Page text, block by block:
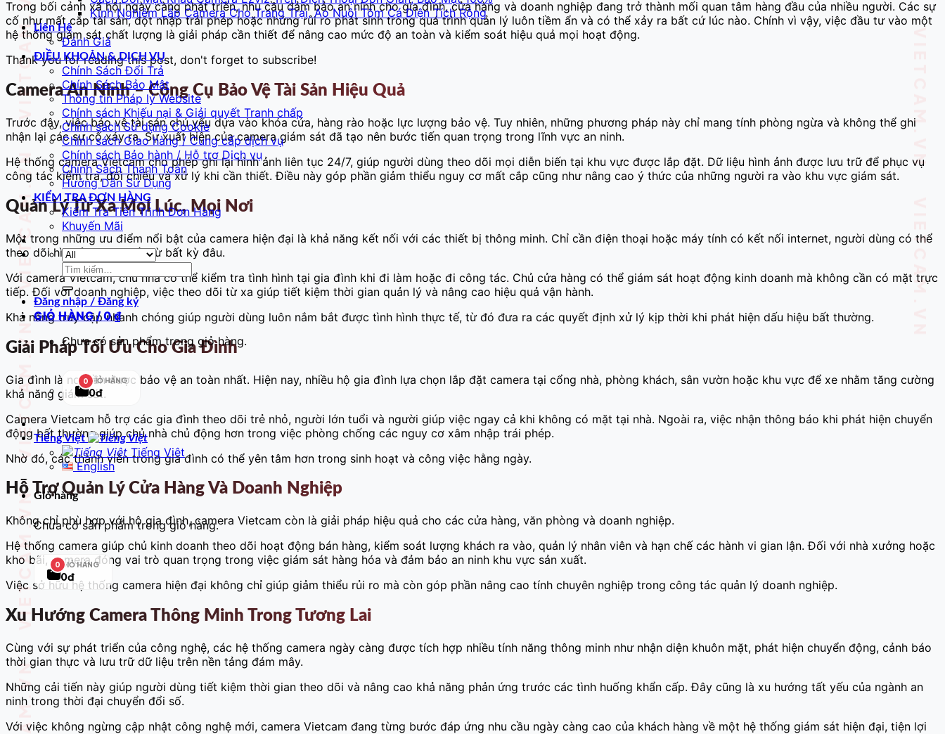
Kinh Nghiệm Lắp Camera Cho Trang Trại, Ao Nuôi Tôm Cá Diện Tích Rộng
Liên Hệ
Đánh Giá
ĐIỀU KHOẢN & DỊCH VỤ
Chính Sách Đổi Trả
Chính Sách Bảo Mật
Thông tin Pháp lý Website
Chính sách Khiếu nại & Giải quyết Tranh chấp
Chính sách Sử dụng Cookie
Chính sách Giao hàng / Cung cấp dịch vụ
Chính sách Bảo hành / Hỗ trợ Dịch vụ
Chính Sách Thanh Toán
Hướng Dẫn Sử Dụng
KIỂM TRA ĐƠN HÀNG
Kiểm Tra Tiến Trình Đơn Hàng
Khuyến Mãi
Tìm
kiếm:
Đăng nhập / Đăng ký
GIỎ HÀNG /0₫
Chưa có sản phẩm trong giỏ hàng.
0 GIỎ HÀNG
0đ
Tiếng Việt
Tiếng Việt
English
Giỏ hàng
Chưa có sản phẩm trong giỏ hàng.
0 GIỎ HÀNG
0đ
Trong bối cảnh xã hội ngày càng phát triển, nhu cầu đảm bảo an ninh cho gia đình, cửa hàng và doanh nghiệp đang trở thành mối quan tâm hàng đầu của nhiều người. Các sự
cố như mất cắp tài sản, đột nhập trái phép hoặc những rủi ro phát sinh trong quá trình quản lý luôn tiềm ẩn và có thể xảy ra bất cứ lúc nào. Chính vì vậy, việc đầu tư vào một
hệ thống giám sát chất lượng là giải pháp cần thiết để nâng cao mức độ an toàn và kiểm soát hiệu quả mọi hoạt động.
Thank you for reading this post, don't forget to subscribe!
Camera An Ninh – Công Cụ Bảo Vệ Tài Sản Hiệu Quả
Trước đây, việc bảo vệ tài sản chủ yếu dựa vào khóa cửa, hàng rào hoặc lực lượng bảo vệ. Tuy nhiên, những phương pháp này chỉ mang tính phòng ngừa và không thể ghi
nhận lại các sự cố xảy ra. Sự xuất hiện của camera giám sát đã tạo nên bước tiến quan trọng trong lĩnh vực an ninh.
Hệ thống camera Vietcam cho phép ghi lại hình ảnh liên tục 24/7, giúp người dùng theo dõi mọi diễn biến tại khu vực được lắp đặt. Dữ liệu hình ảnh được lưu trữ để phục vụ
công tác kiểm tra, đối chiếu và xử lý khi cần thiết. Điều này góp phần giảm thiểu nguy cơ mất cắp cũng như nâng cao ý thức của những người ra vào khu vực giám sát.
Quản Lý Từ Xa Mọi Lúc, Mọi Nơi
Một trong những ưu điểm nổi bật của camera hiện đại là khả năng kết nối với các thiết bị thông minh. Chỉ cần điện thoại hoặc máy tính có kết nối internet, người dùng có thể
theo dõi hình ảnh trực tiếp từ bất kỳ đâu.
Với camera Vietcam, chủ nhà có thể kiểm tra tình hình tại gia đình khi đi làm hoặc đi công tác. Chủ cửa hàng có thể giám sát hoạt động kinh doanh mà không cần có mặt trực
tiếp. Đối với doanh nghiệp, việc theo dõi từ xa giúp tiết kiệm thời gian quản lý và nâng cao hiệu quả vận hành.
Khả năng truy cập nhanh chóng giúp người dùng luôn nắm bắt được tình hình thực tế, từ đó đưa ra các quyết định xử lý kịp thời khi phát hiện dấu hiệu bất thường.
Giải Pháp Tối Ưu Cho Gia Đình
Gia đình là nơi cần được bảo vệ an toàn nhất. Hiện nay, nhiều hộ gia đình lựa chọn lắp đặt camera tại cổng nhà, phòng khách, sân vườn hoặc khu vực để xe nhằm tăng cường
khả năng giám sát.
Camera Vietcam hỗ trợ các gia đình theo dõi trẻ nhỏ, người lớn tuổi và người giúp việc ngay cả khi không có mặt tại nhà. Ngoài ra, việc nhận thông báo khi phát hiện chuyển
động bất thường giúp chủ nhà chủ động hơn trong việc phòng chống các nguy cơ xâm nhập trái phép.
Nhờ đó, các thành viên trong gia đình có thể yên tâm hơn trong sinh hoạt và công việc hằng ngày.
Hỗ Trợ Quản Lý Cửa Hàng Và Doanh Nghiệp
Không chỉ phù hợp với hộ gia đình, camera Vietcam còn là giải pháp hiệu quả cho các cửa hàng, văn phòng và doanh nghiệp.
Hệ thống camera giúp chủ kinh doanh theo dõi hoạt động bán hàng, kiểm soát lượng khách ra vào, quản lý nhân viên và hạn chế các hành vi gian lận. Đối với nhà xưởng hoặc
kho bãi, camera đóng vai trò quan trọng trong việc giám sát hàng hóa và đảm bảo an ninh khu vực sản xuất.
Việc sở hữu hệ thống camera hiện đại không chỉ giúp giảm thiểu rủi ro mà còn góp phần nâng cao tính chuyên nghiệp trong công tác quản lý doanh nghiệp.
Xu Hướng Camera Thông Minh Trong Tương Lai
Cùng với sự phát triển của công nghệ, các hệ thống camera ngày càng được tích hợp nhiều tính năng thông minh như nhận diện khuôn mặt, phát hiện chuyển động, cảnh báo
thời gian thực và lưu trữ dữ liệu trên nền tảng đám mây.
Những cải tiến này giúp người dùng tiết kiệm thời gian theo dõi và nâng cao khả năng phản ứng trước các tình huống khẩn cấp. Đây cũng là xu hướng tất yếu của ngành an
ninh trong thời đại chuyển đổi số.
Với việc không ngừng cập nhật công nghệ mới, camera Vietcam đang từng bước đáp ứng nhu cầu ngày càng cao của khách hàng về một hệ thống giám sát hiện đại, tiện lợi
VIETCAM.VN VIETCAM.VN VIETCAM.VN VIETCAM.VN VIETCAM.VN VIETCAM.VN